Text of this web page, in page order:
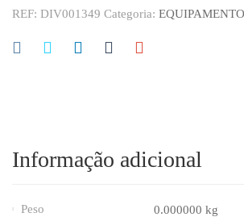
REF: DIV001349 Categoria:
Informação adicional
Peso 0.000000 kg